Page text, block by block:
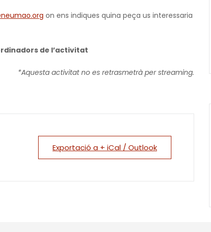
on ens indiques quina peça us interessaria
de l’activitat
*Aquesta activitat no es retrasmetrà per streaming.
Exportació a + iCal / Outlook